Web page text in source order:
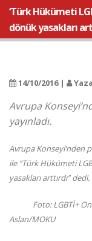
‘Türk Hükümeti
dönük yasakları
14/10/2016 |
Avrupa
yayınladı.
Avrupa Konseyi’nden
ile “Türk Hükümeti
yasakları arttırdı” dedi.
Foto: LGBTİ+
Aslan/MOKU